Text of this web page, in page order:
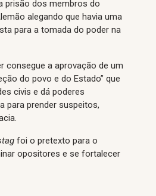
prisão dos membros do
alegando que havia uma
para a tomada do poder na
consegue a aprovação de um
do povo e do Estado” que
civis e dá poderes
para prender suspeitos,
foi o pretexto para o
opositores e se fortalecer